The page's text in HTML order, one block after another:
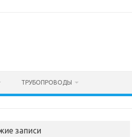
ТРУБОПРОВОДЫ
записи